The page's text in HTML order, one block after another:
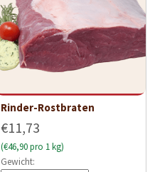
Rinder-Rostbraten
€11,73
(€46,90 pro 1 kg)
Gewicht: